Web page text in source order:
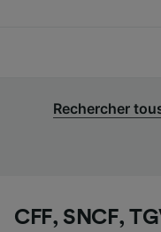
Rechercher
CFF, SNCF,